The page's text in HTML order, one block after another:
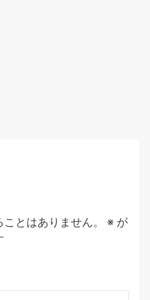
とはありません。 ※ が